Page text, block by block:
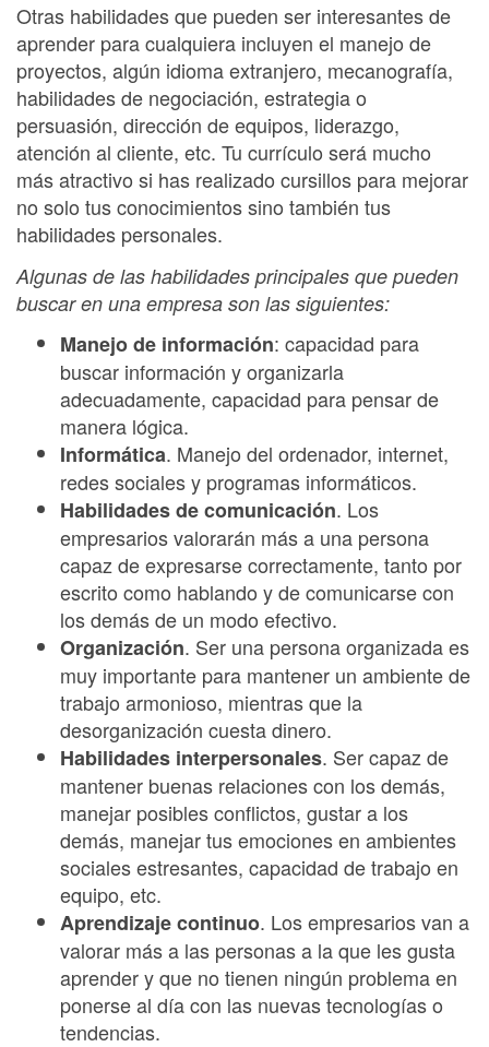
Otras habilidades que pueden ser interesantes de
aprender para cualquiera incluyen el manejo de
proyectos, algún idioma extranjero, mecanografía,
habilidades de negociación, estrategia o
persuasión, dirección de equipos, liderazgo,
atención al cliente, etc. Tu currículo será mucho
más atractivo si has realizado cursillos para mejorar
no solo tus conocimientos sino también tus
habilidades personales.
Algunas de las habilidades principales que pueden
buscar en una empresa son las siguientes:
Manejo de información: capacidad para
buscar información y organizarla
adecuadamente, capacidad para pensar de
manera lógica.
Informática. Manejo del ordenador, internet,
redes sociales y programas informáticos.
Habilidades de comunicación. Los
empresarios valorarán más a una persona
capaz de expresarse correctamente, tanto por
escrito como hablando y de comunicarse con
los demás de un modo efectivo.
Organización. Ser una persona organizada es
muy importante para mantener un ambiente de
trabajo armonioso, mientras que la
desorganización cuesta dinero.
Habilidades interpersonales. Ser capaz de
mantener buenas relaciones con los demás,
manejar posibles conflictos, gustar a los
demás, manejar tus emociones en ambientes
sociales estresantes, capacidad de trabajo en
equipo, etc.
Aprendizaje continuo. Los empresarios van a
valorar más a las personas a la que les gusta
aprender y que no tienen ningún problema en
ponerse al día con las nuevas tecnologías o
tendencias.